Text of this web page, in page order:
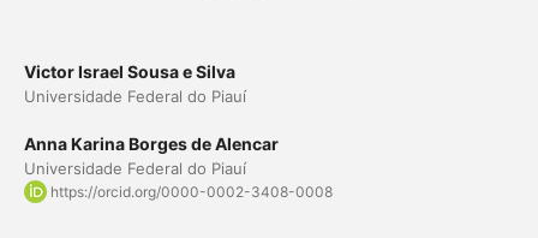
Victor Israel Sousa e Silva
Universidade Federal do Piauí
Anna Karina Borges de Alencar
Universidade Federal do Piauí
https://orcid.org/0000-0002-3408-0008